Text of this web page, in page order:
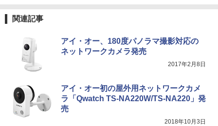
関連記事
アイ・オー、180度パノラマ撮影対応の
ネットワークカメラ発売
2017年2月8日
アイ・オー初の屋外用ネットワークカメ
ラ「Qwatch TS-NA220W/TS-NA220」発
売
2018年10月3日